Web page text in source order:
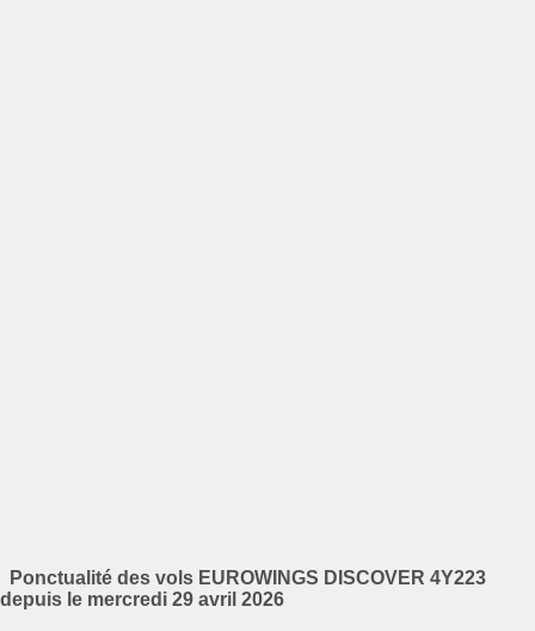
Ponctualité des vols EUROWINGS DISCOVER 4Y223
depuis le mercredi 29 avril 2026